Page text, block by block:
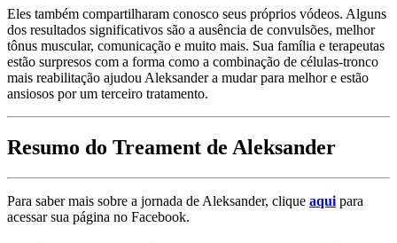
Eles também compartilharam conosco seus próprios vódeos. Alguns
dos resultados significativos são a ausência de convulsões, melhor
tônus muscular, comunicação e muito mais. Sua família e terapeutas
estão surpresos com a forma como a combinação de células-tronco
mais reabilitação ajudou Aleksander a mudar para melhor e estão
ansiosos por um terceiro tratamento.
Resumo do Treament de Aleksander
Para saber mais sobre a jornada de Aleksander, clique aqui para
acessar sua página no Facebook.